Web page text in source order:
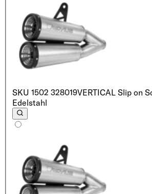
SKU 1502 328019VERTICAL Slip on
Edelstahl